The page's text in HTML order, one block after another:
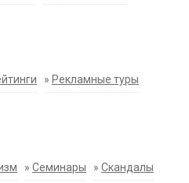
» Рекламные туры
» Семинары » Скандалы